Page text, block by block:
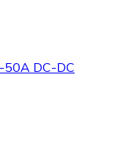
50A DC-DC